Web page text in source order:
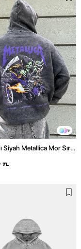
9
Siyah Metallica Mor Sırt
TL